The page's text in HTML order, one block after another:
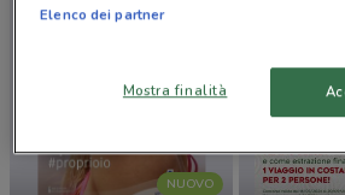
NUOVO
Elenco dei partner
Mostra finalità